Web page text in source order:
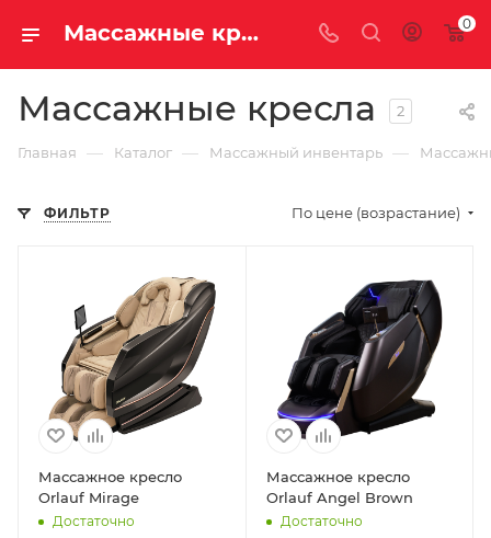
Массажные кресла купить недорого с доставкой 0
Массажные кресла 2
Главная — Каталог — Массажный инвентарь —
ФИЛЬТР По цене (возрастание)
Массажное кресло
Orlauf Mirage
Достаточно
Массажное кресло
Orlauf Angel Brown
Достаточно